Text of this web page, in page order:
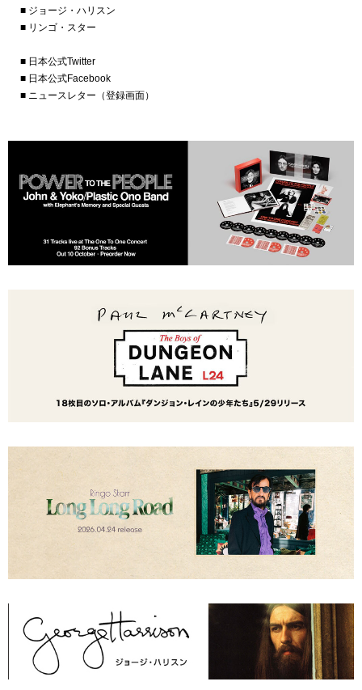
■ ジョージ・ハリスン
■ リンゴ・スター
■ 日本公式Twitter
■ 日本公式Facebook
■ ニュースレター（登録画面）